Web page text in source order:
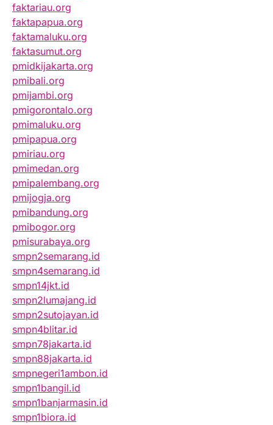
faktariau.org
faktapapua.org
faktamaluku.org
faktasumut.org
pmidkijakarta.org
pmibali.org
pmijambi.org
pmigorontalo.org
pmimaluku.org
pmipapua.org
pmiriau.org
pmimedan.org
pmipalembang.org
pmijogja.org
pmibandung.org
pmibogor.org
pmisurabaya.org
smpn2semarang.id
smpn4semarang.id
smpn14jkt.id
smpn2lumajang.id
smpn2sutojayan.id
smpn4blitar.id
smpn78jakarta.id
smpn88jakarta.id
smpnegeri1ambon.id
smpn1bangil.id
smpn1banjarmasin.id
smpn1biora.id